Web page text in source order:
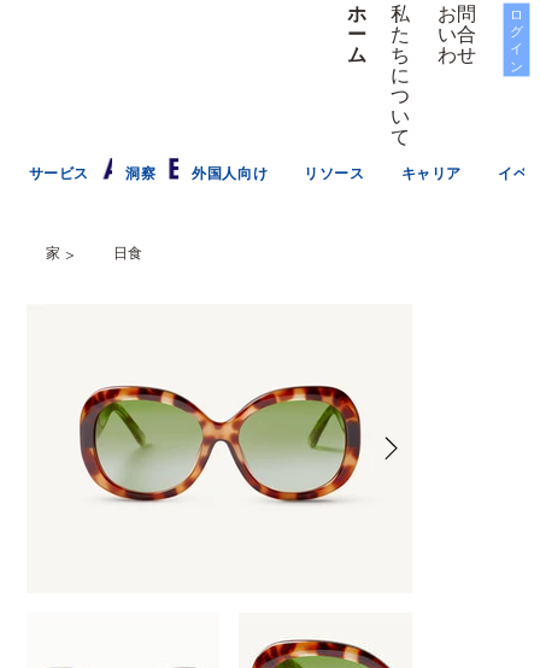
ホ
ー
ム
私
た
ち
に
つ
い
て
お問
い合
わせ
ロ
グ
イ
ン
サービス 洞察 外国人向け リソース キャリア イベ
家 > 日食